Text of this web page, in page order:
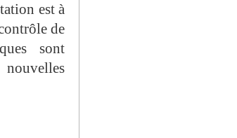
est à
de
sont
nouvelles